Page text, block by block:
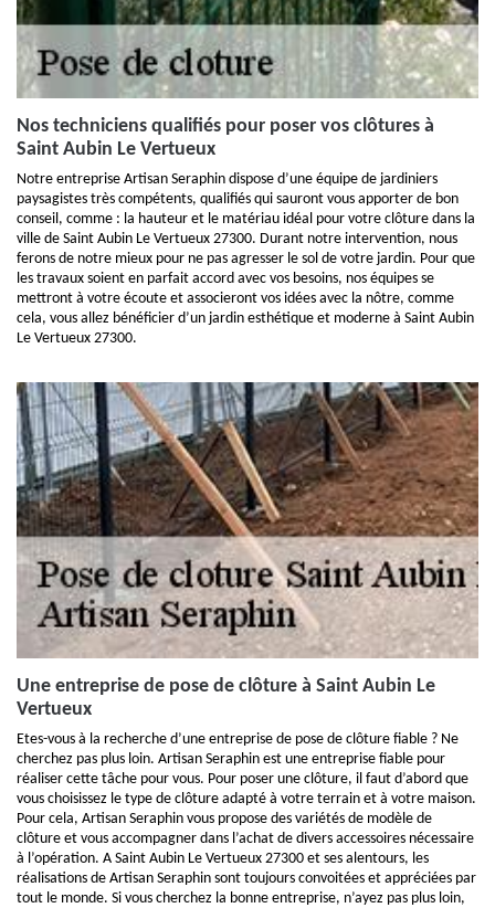
Nos techniciens qualifiés pour poser vos clôtures à
Saint Aubin Le Vertueux
Notre entreprise Artisan Seraphin dispose d’une équipe de jardiniers
paysagistes très compétents, qualifiés qui sauront vous apporter de bon
conseil, comme : la hauteur et le matériau idéal pour votre clôture dans la
ville de Saint Aubin Le Vertueux 27300. Durant notre intervention, nous
ferons de notre mieux pour ne pas agresser le sol de votre jardin. Pour que
les travaux soient en parfait accord avec vos besoins, nos équipes se
mettront à votre écoute et associeront vos idées avec la nôtre, comme
cela, vous allez bénéficier d’un jardin esthétique et moderne à Saint Aubin
Le Vertueux 27300.
Une entreprise de pose de clôture à Saint Aubin Le
Vertueux
Etes-vous à la recherche d’une entreprise de pose de clôture fiable ? Ne
cherchez pas plus loin. Artisan Seraphin est une entreprise fiable pour
réaliser cette tâche pour vous. Pour poser une clôture, il faut d’abord que
vous choisissez le type de clôture adapté à votre terrain et à votre maison.
Pour cela, Artisan Seraphin vous propose des variétés de modèle de
clôture et vous accompagner dans l’achat de divers accessoires nécessaire
à l’opération. A Saint Aubin Le Vertueux 27300 et ses alentours, les
réalisations de Artisan Seraphin sont toujours convoitées et appréciées par
tout le monde. Si vous cherchez la bonne entreprise, n’ayez pas plus loin,